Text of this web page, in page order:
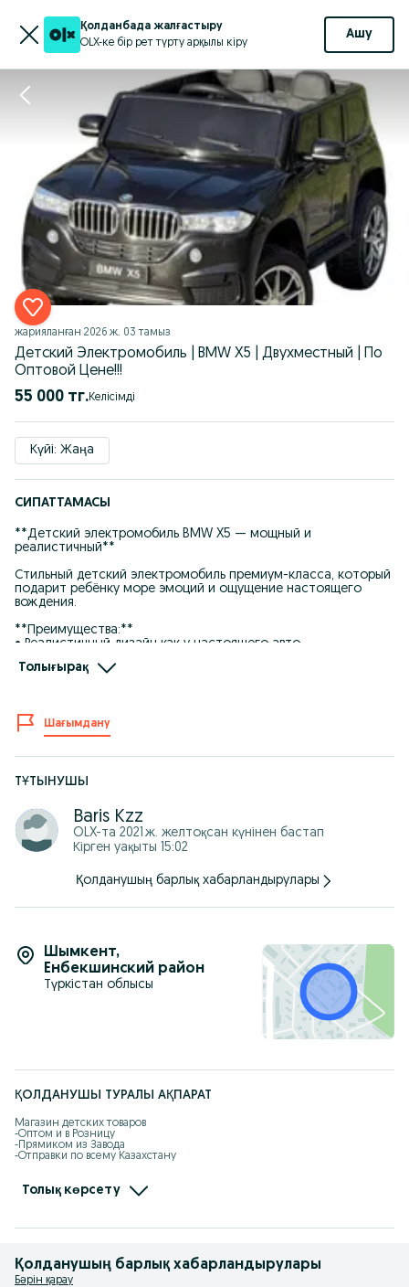
Қолданбада жалғастыру
OLX-ке бір рет түрту арқылы кіру
Ашу
жарияланған 2026 ж. 03 тамыз
Детский Электромобиль | BMW X5 | Двухместный | По
Оптовой Цене!!!
55 000 тг. Келісімді
Күйі: Жаңа
СИПАТТАМАСЫ
**Детский электромобиль BMW X5 — мощный и
реалистичный**
Стильный детский электромобиль премиум-класса, который
подарит ребёнку море эмоций и ощущение настоящего
вождения.
**Преимущества:**
• Реалистичный дизайн как у настоящего авто
• Пульт родительского контроля
• Открывающиеся двери
• Удобное сиденье с ремнём безопасности
**Характеристики:**
• Аккумулятор: 12V
• Скорости: вперёд/назад
• Управление: кнопки + пульт родителей
• Возраст: от 2 до 6 лет
Толығырақ
Шағымдану
ТҰТЫНУШЫ
Baris Kzz
OLX-та 2021 ж. желтоқсан күнінен бастап
Кірген уақыты 15:02
Қолданушың барлық хабарландырулары
Шымкент,
Енбекшинский район
Түркістан облысы
ҚОЛДАНУШЫ ТУРАЛЫ АҚПАРАТ
Магазин детских товаров
-Оптом и в Розницу
-Прямиком из Завода
-Отправки по всему Казахстану
-Без выходных с 10:00-22:00
-Доставка по городу Шымкент бесплатно
Толық көрсету
Қолданушың барлық хабарландырулары
Бәрін қарау